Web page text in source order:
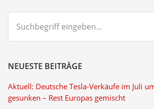
eingeben...
NEUESTE BEITRÄGE
Aktuell: Deutsche Tesla-Verkäufe im Juli
gesunken – Rest Europas gemischt